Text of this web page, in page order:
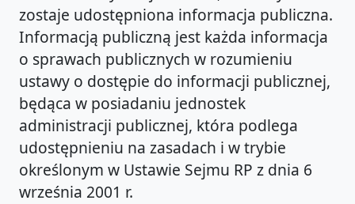
zostaje udostępniona informacja publiczna.
Informacją publiczną jest każda informacja
o sprawach publicznych w rozumieniu
ustawy o dostępie do informacji publicznej,
będąca w posiadaniu jednostek
administracji publicznej, która podlega
udostępnieniu na zasadach i w trybie
określonym w Ustawie Sejmu RP z dnia 6
września 2001 r.